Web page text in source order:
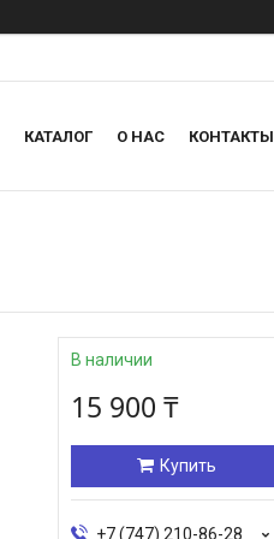
КАТАЛОГ О НАС КОНТАКТЫ
В наличии
15 900 ₸
Купить
+7 (747) 210-86-28